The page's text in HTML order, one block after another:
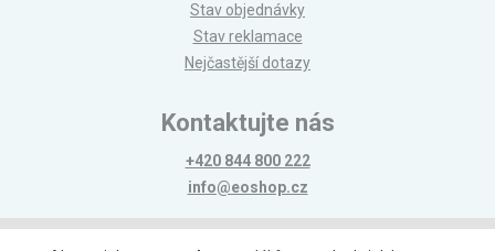
Stav objednávky
Stav reklamace
Nejčastější dotazy
Kontaktujte nás
+420 844 800 222
info@eoshop.cz